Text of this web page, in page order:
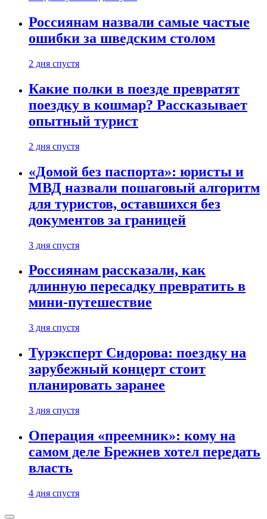
Россиянам назвали самые частые
ошибки за шведским столом
2 дня спустя
Какие полки в поезде превратят
поездку в кошмар? Рассказывает
опытный турист
2 дня спустя
«Домой без паспорта»: юристы и
МВД назвали пошаговый алгоритм
для туристов, оставшихся без
документов за границей
3 дня спустя
Россиянам рассказали, как
длинную пересадку превратить в
мини-путешествие
3 дня спустя
Турэксперт Сидорова: поездку на
зарубежный концерт стоит
планировать заранее
3 дня спустя
Операция «преемник»: кому на
самом деле Брежнев хотел передать
власть
4 дня спустя